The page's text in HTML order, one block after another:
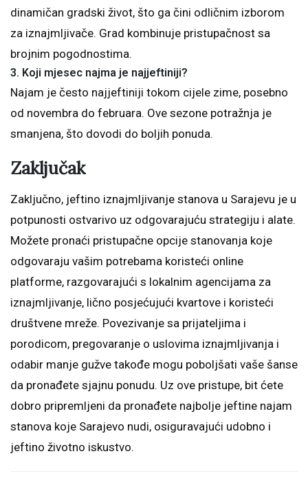
dinamičan gradski život, što ga čini odličnim izborom
za iznajmljivače. Grad kombinuje pristupačnost sa
brojnim pogodnostima.
3. Koji mjesec najma je najjeftiniji?
Najam je često najjeftiniji tokom cijele zime, posebno
od novembra do februara. Ove sezone potražnja je
smanjena, što dovodi do boljih ponuda.
Zaključak
Zaključno, jeftino iznajmljivanje stanova u Sarajevu je u
potpunosti ostvarivo uz odgovarajuću strategiju i alate.
Možete pronaći pristupačne opcije stanovanja koje
odgovaraju vašim potrebama koristeći online
platforme, razgovarajući s lokalnim agencijama za
iznajmljivanje, lično posjećujući kvartove i koristeći
društvene mreže. Povezivanje sa prijateljima i
porodicom, pregovaranje o uslovima iznajmljivanja i
odabir manje gužve takođe mogu poboljšati vaše šanse
da pronađete sjajnu ponudu. Uz ove pristupe, bit ćete
dobro pripremljeni da pronađete najbolje jeftine najam
stanova koje Sarajevo nudi, osiguravajući udobno i
jeftino životno iskustvo.